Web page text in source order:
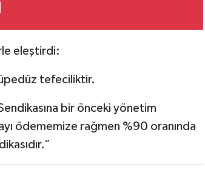
eleştirdi:
tefeciliktir.
bir önceki yönetim
ödememize rağmen %90 oranında